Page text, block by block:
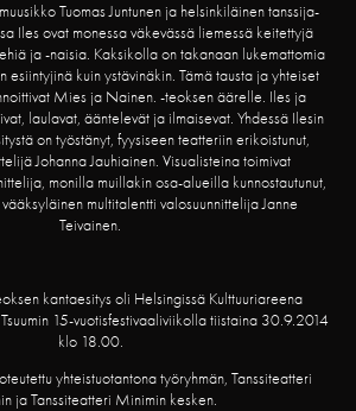
Tuomas Juntunen ja helsinkiläinen tanssija-
Iles ovat monessa väkevässä liemessä keitettyjä
ja -naisia. Kaksikolla on takanaan lukemattomia
esiintyjinä kuin ystävinäkin. Tämä tausta ja yhteiset
Mies ja Nainen. -teoksen äärelle. Iles ja
laulavat, ääntelevät ja ilmaisevat. Yhdessä Ilesin
on työstänyt, fyysiseen teatteriin erikoistunut,
Johanna Jauhiainen. Visualisteina toimivat
monilla muillakin osa-alueilla kunnostautunut,
multitalentti valosuunnittelija Janne
Teivainen.
kantaesitys oli Helsingissä Kulttuuriareena
15-vuotisfestivaaliviikolla tiistaina 30.9.2014
klo 18.00.
yhteistuotantona työryhmän, Tanssiteatteri
ja Tanssiteatteri Minimin kesken.